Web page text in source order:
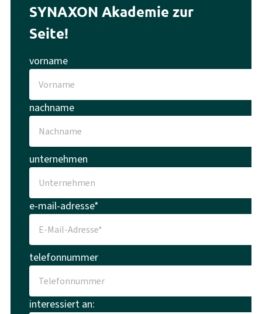
SYNAXON Akademie zur
Seite!
vorname
nachname
unternehmen
e-mail-adresse*
telefonnummer
interessiert an: